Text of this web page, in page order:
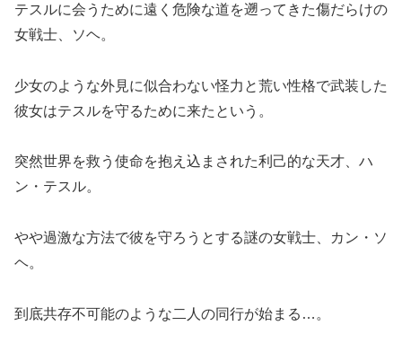
テスルに会うために遠く危険な道を遡ってきた傷だらけの
女戦士、ソヘ。
少女のような外見に似合わない怪力と荒い性格で武装した
彼女はテスルを守るために来たという。
突然世界を救う使命を抱え込まされた利己的な天才、ハ
ン・テスル。
やや過激な方法で彼を守ろうとする謎の女戦士、カン・ソ
ヘ。
到底共存不可能のような二人の同行が始まる…。